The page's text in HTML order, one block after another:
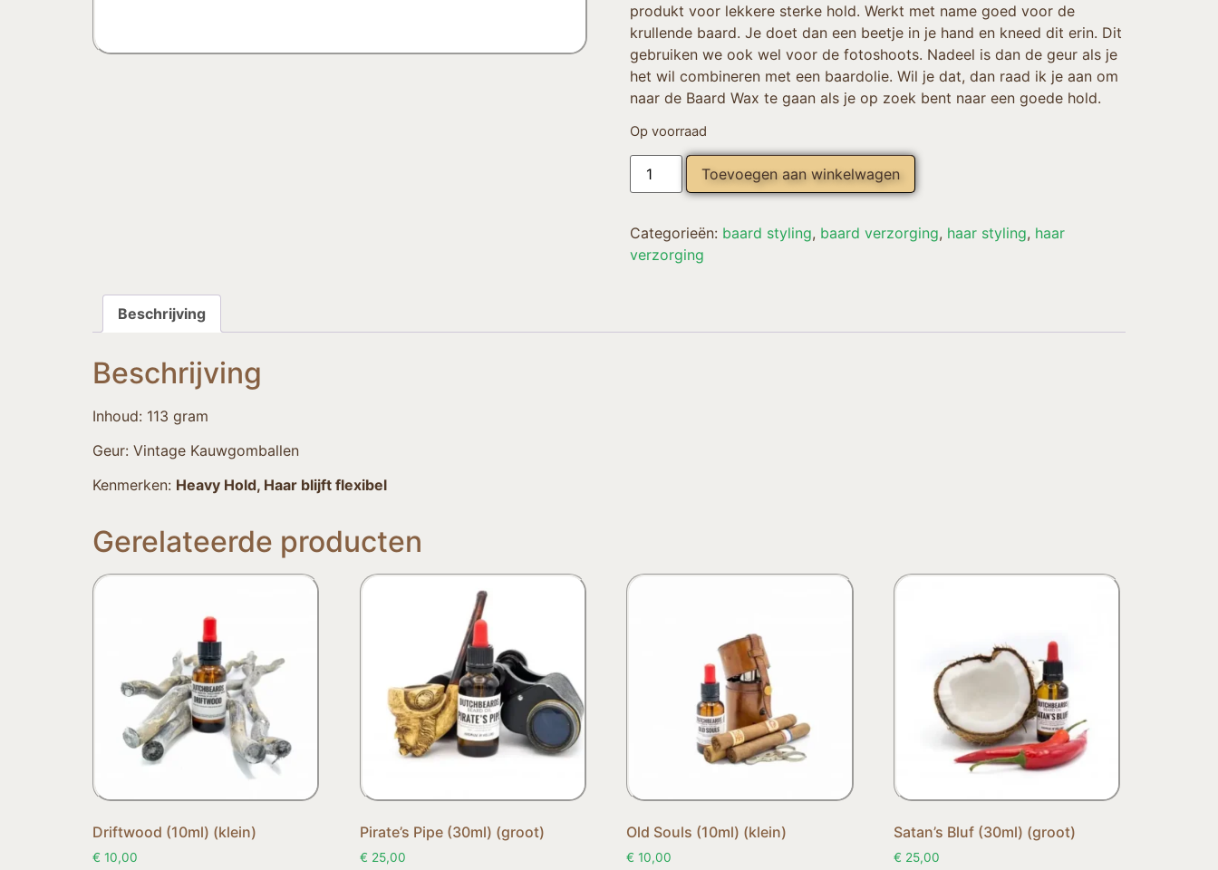
produkt voor lekkere sterke hold. Werkt met name goed voor de
krullende baard. Je doet dan een beetje in je hand en kneed dit erin. Dit
gebruiken we ook wel voor de fotoshoots. Nadeel is dan de geur als je
het wil combineren met een baardolie. Wil je dat, dan raad ik je aan om
naar de Baard Wax te gaan als je op zoek bent naar een goede hold.
Op voorraad
Toevoegen aan winkelwagen
Categorieën: baard styling, baard verzorging, haar styling, haar
verzorging
Beschrijving
Beschrijving
Inhoud: 113 gram
Geur: Vintage Kauwgomballen
Kenmerken: Heavy Hold, Haar blijft flexibel
Gerelateerde producten
Driftwood (10ml) (klein)
€ 10,00
Pirate’s Pipe (30ml) (groot)
€ 25,00
Old Souls (10ml) (klein)
€ 10,00
Satan’s Bluf (30ml) (groot)
€ 25,00